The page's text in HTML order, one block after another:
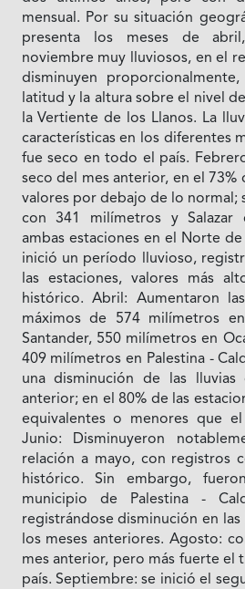
mensual. Por su situación
presenta los meses de
noviembre muy lluviosos, en el
disminuyen
latitud y la altura sobre el nivel
la Vertiente de los Llanos. La
características en los diferentes
fue seco en todo el país.
seco del mes anterior, en el 73%
valores por debajo de lo normal;
con 341 milímetros y Salazar
ambas estaciones en el Norte de
inició un período lluvioso,
las estaciones, valores más
histórico. Abril: Aumentaron
máximos de 574 milímetros
Santander, 550 milímetros en
409 milímetros en Palestina -
una disminución de las
anterior; en el 80% de las
equivalentes o menores que
Junio: Disminuyeron
relación a mayo, con registros
histórico. Sin embargo,
municipio de Palestina -
registrándose disminución en
los meses anteriores. Agosto:
mes anterior, pero más fuerte el
país. Septiembre: se inició el